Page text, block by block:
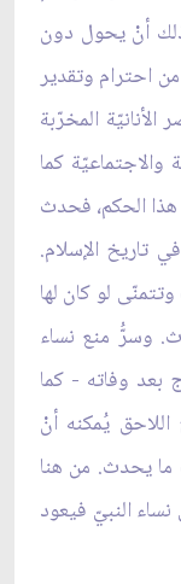
أنْ يحول دون
احترام وتقدير
المخرّبة
كما
الحكم، فحدث
تاريخ الإسلام.
لو كان لها
وسرُّ منع نساء
بعد وفاته - كما
يُمكنه أنْ
يحدث. من هنا
النبيّ فيعود